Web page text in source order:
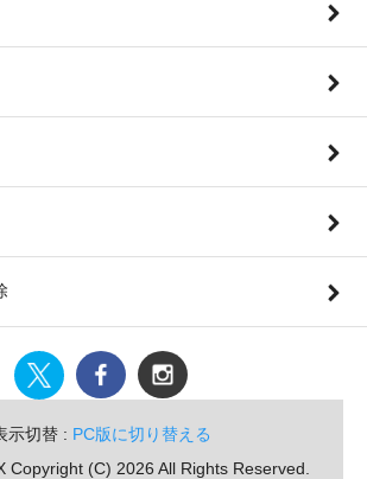
示切替 : PC版に切り替える
Copyright (C) 2026 All Rights Reserved.